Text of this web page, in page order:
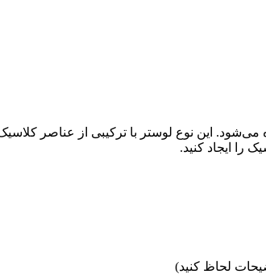
این نوع لوستر با ترکیبی از عناصر
را ایجاد کنید.
لحاظ کنید)